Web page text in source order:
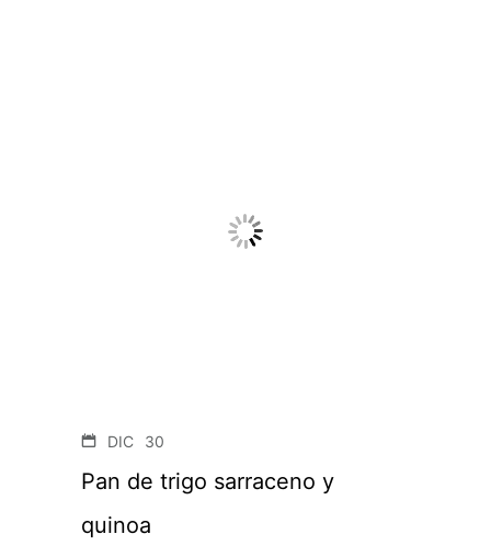
DIC 30
Pan de trigo sarraceno y
quinoa